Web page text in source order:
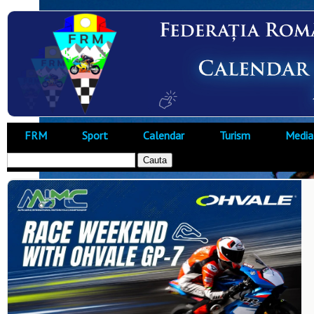
FRM Sport Calendar Turism Media